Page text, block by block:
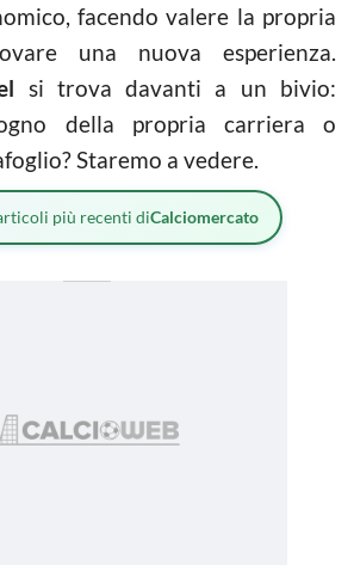
facendo valere la propria
una nuova esperienza.
si trova davanti a un bivio:
della propria carriera o
Staremo a vedere.
più recenti diCalciomercato